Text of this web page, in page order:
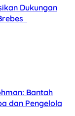
Dukungan
Bantah
dan Pengelola